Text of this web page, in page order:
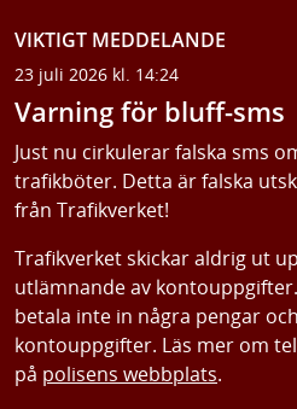
VIKTIGT MEDDELANDE
23 juli 2026 kl. 14:24
Varning för bluff-sms
Just nu cirkulerar falska sms
trafikböter. Detta är falska
från Trafikverket!
Trafikverket skickar aldrig ut
utlämnande av
betala inte in några pengar
kontouppgifter. Läs mer om
på polisens webbplats.